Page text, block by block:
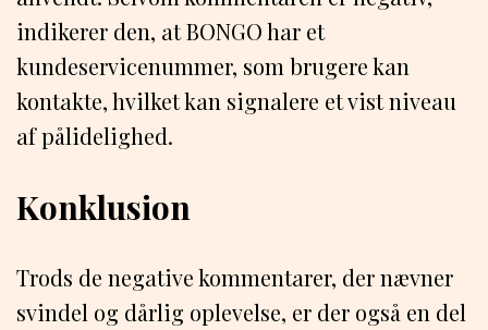
indikerer den, at BONGO har et
kundeservicenummer, som brugere kan
kontakte, hvilket kan signalere et vist niveau
af pålidelighed.
Konklusion
Trods de negative kommentarer, der nævner
svindel og dårlig oplevelse, er der også en del